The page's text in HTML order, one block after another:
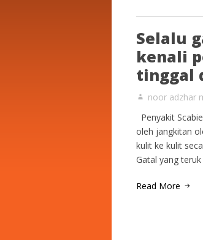
Selalu
kenali
tinggal
noor adzhar
Penyakit
oleh jangkitan
kulit ke kulit
Gatal yang
Read More